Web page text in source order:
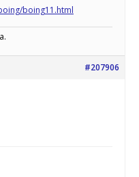
boing11.html
#207906